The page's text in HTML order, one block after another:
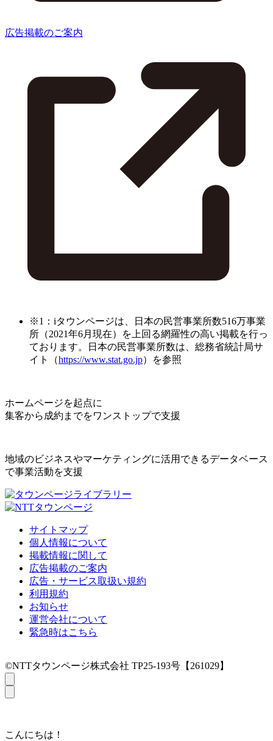
広告掲載のご案内
※1：iタウンページは、日本の民営事業所数516万事業
所（2021年6月現在）を上回る網羅性の高い掲載を行っ
ております。日本の民営事業所数は、総務省統計局サ
イト（https://www.stat.go.jp）を参照
ホームページを起点に
集客から成約までをワンストップで支援
地域のビジネスやマーケティングに活用できるデータベース
で事業活動を支援
サイトマップ
個人情報について
掲載情報に関して
広告掲載のご案内
広告・サービス取扱い規約
利用規約
お知らせ
運営会社について
緊急時はこちら
©NTTタウンページ株式会社 TP25-193号【261029】
こんにちは！